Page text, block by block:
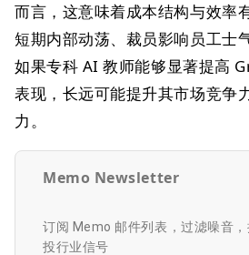
而言，这意味着成本结构与效率
短期内部动荡、裁员影响员工士
如果专科 AI 教师能够显著提高
表现，长远可能提升其市场竞争
力。
Memo Newsletter
订阅 Memo 邮件列表，过滤噪音
投行业信号